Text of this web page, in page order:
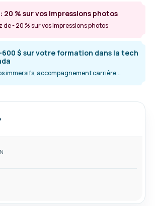
20 % sur vos impressions photos
de - 20 % sur vos impressions photos
600 $ sur votre formation dans la tech
immersifs, accompagnement carrière...